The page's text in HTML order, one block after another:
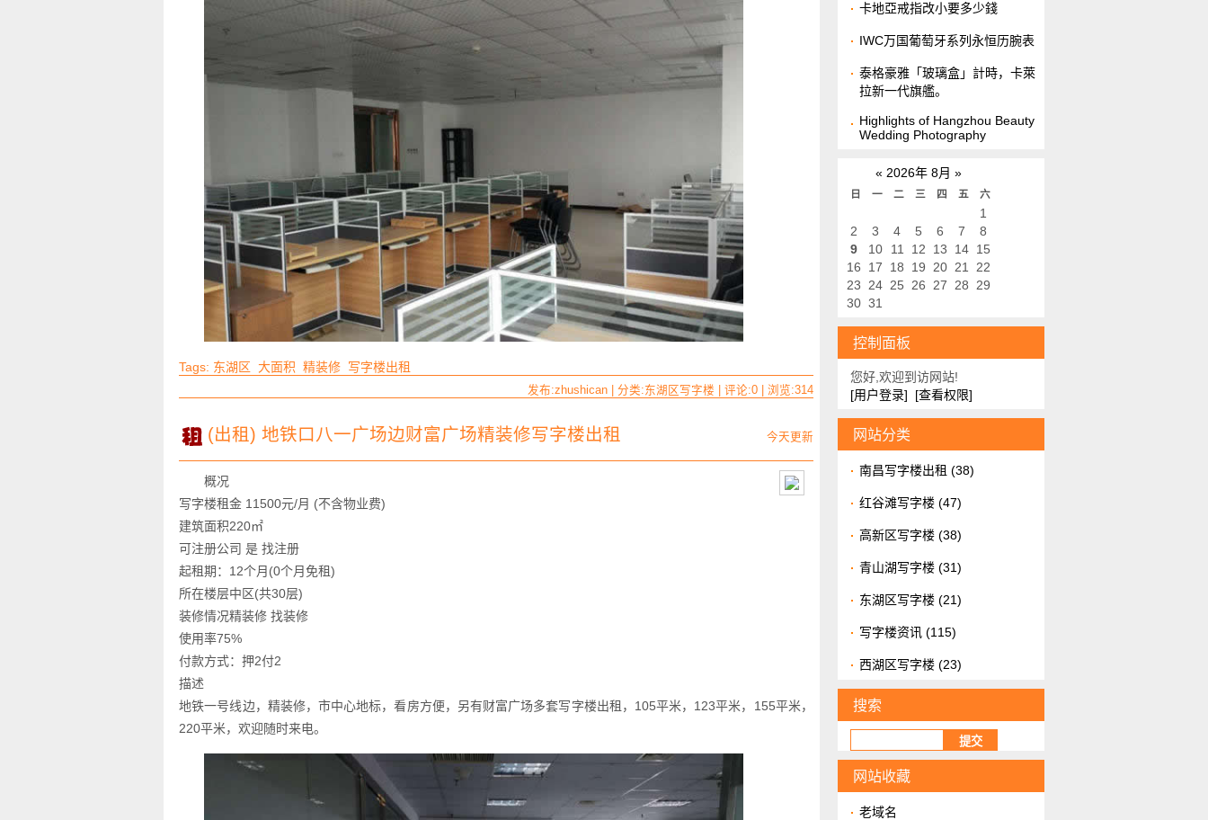
Tags: 东湖区 大面积 精装修 写字楼出租
发布:zhushican | 分类:东湖区写字楼 | 评论:0 | 浏览:314
今天更新
(出租) 地铁口八一广场边财富广场精装修写字楼出租
概况
写字楼租金 11500元/月 (不含物业费)
建筑面积220㎡
可注册公司 是 找注册
起租期：12个月(0个月免租)
所在楼层中区(共30层)
装修情况精装修 找装修
使用率75%
付款方式：押2付2
描述
地铁一号线边，精装修，市中心地标，看房方便，另有财富广场多套写字楼出租，105平米，123平米，155平米，
220平米，欢迎随时来电。
​卡地亞戒指改小要多少錢
IWC万国葡萄牙系列永恒历腕表
泰格豪雅「玻璃盒」計時，卡萊
拉新一代旗艦。
Highlights of Hangzhou Beauty
Wedding Photography
« 2026年 8月 »
日 一 二 三 四 五 六
1
2
3 4 5 6 7
8
9
10 11 12 13 14 15
16
17 18 19 20 21
22
23
24 25 26 27 28
29
30 31
控制面板
您好,欢迎到访网站!
[用户登录]
[查看权限]
网站分类
南昌写字楼出租 (38)
红谷滩写字楼 (47)
高新区写字楼 (38)
青山湖写字楼 (31)
东湖区写字楼 (21)
写字楼资讯 (115)
西湖区写字楼 (23)
搜索
网站收藏
老域名